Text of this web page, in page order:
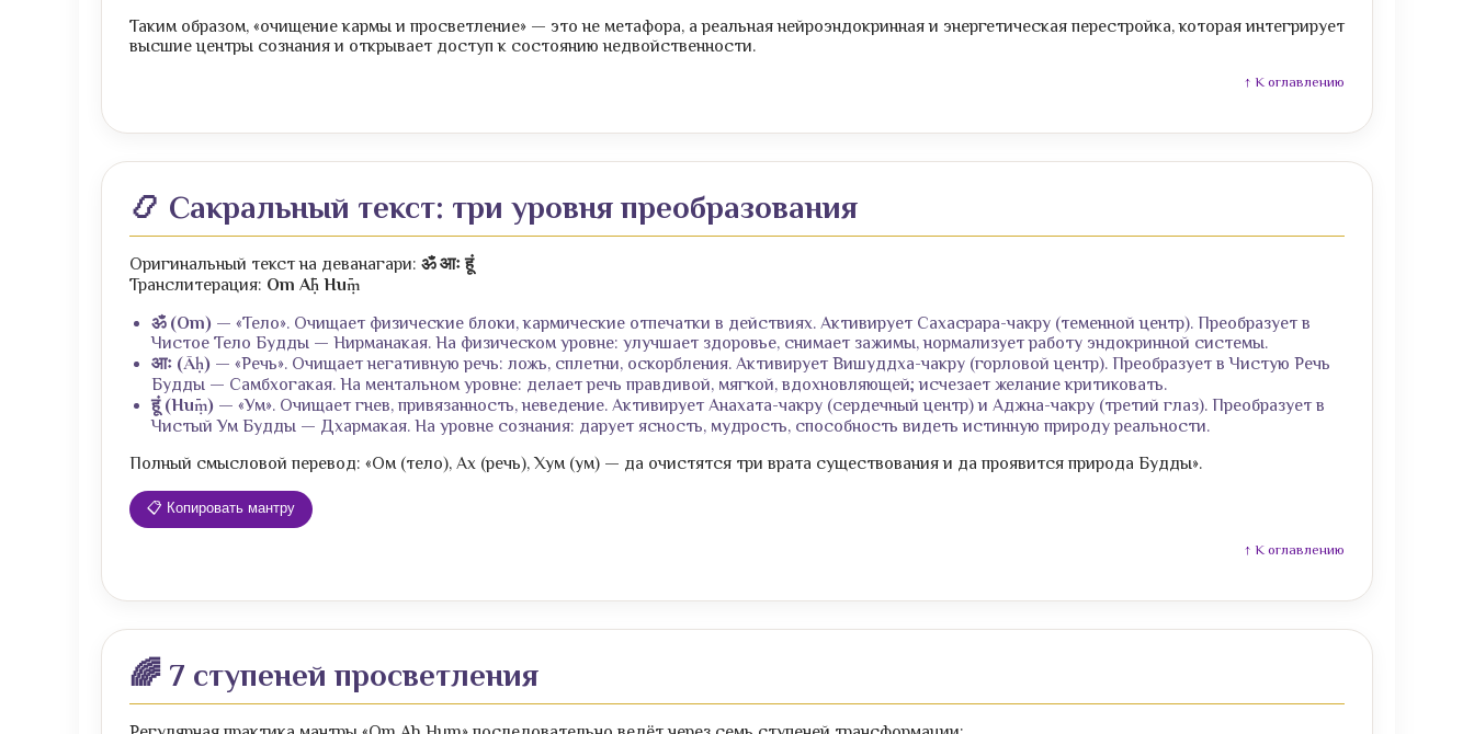
Таким образом, «очищение кармы и просветление» — это не метафора, а реальная нейроэндокринная и энергетическая перестройка, которая интегрирует
высшие центры сознания и открывает доступ к состоянию недвойственности.
↑ К оглавлению
📿 Сакральный текст: три уровня преобразования
Оригинальный текст на деванагари: ॐ आः हूं
Транслитерация: Om Āḥ Hūṃ
ॐ (Om) — «Тело». Очищает физические блоки, кармические отпечатки в действиях. Активирует Сахасрара-чакру (теменной центр). Преобразует в
Чистое Тело Будды — Нирманакая. На физическом уровне: улучшает здоровье, снимает зажимы, нормализует работу эндокринной системы.
आः (Āḥ) — «Речь». Очищает негативную речь: ложь, сплетни, оскорбления. Активирует Вишуддха-чакру (горловой центр). Преобразует в Чистую Речь
Будды — Самбхогакая. На ментальном уровне: делает речь правдивой, мягкой, вдохновляющей; исчезает желание критиковать.
हूं (Hūṃ) — «Ум». Очищает гнев, привязанность, неведение. Активирует Анахата-чакру (сердечный центр) и Аджна-чакру (третий глаз). Преобразует в
Чистый Ум Будды — Дхармакая. На уровне сознания: дарует ясность, мудрость, способность видеть истинную природу реальности.
Полный смысловой перевод: «Ом (тело), Ах (речь), Хум (ум) — да очистятся три врата существования и да проявится природа Будды».
📋 Копировать мантру
↑ К оглавлению
🌈 7 ступеней просветления